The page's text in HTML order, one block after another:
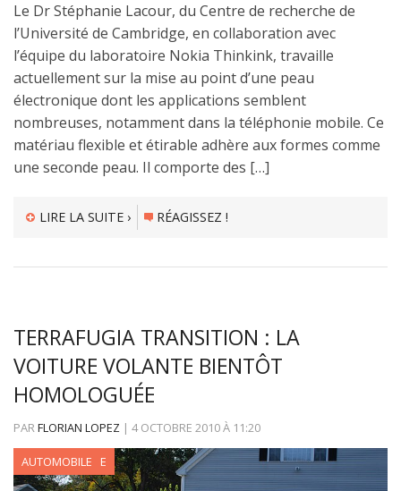
Le Dr Stéphanie Lacour, du Centre de recherche de
l’Université de Cambridge, en collaboration avec
l’équipe du laboratoire Nokia Thinkink, travaille
actuellement sur la mise au point d’une peau
électronique dont les applications semblent
nombreuses, notamment dans la téléphonie mobile. Ce
matériau flexible et étirable adhère aux formes comme
une seconde peau. Il comporte des […]
LIRE LA SUITE › RÉAGISSEZ !
TERRAFUGIA TRANSITION : LA
VOITURE VOLANTE BIENTÔT
HOMOLOGUÉE
PARFLORIAN LOPEZ | 4 OCTOBRE 2010À 11:20
AÉRONAUTIQUE
AUTOMOBILE